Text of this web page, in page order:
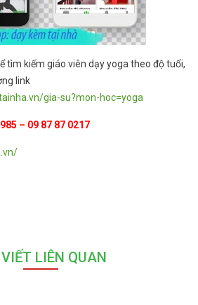
tìm kiếm giáo viên dạy yoga theo độ tuổi,
link
gia-su?mon-hoc=yoga
– 09 87 87 0217
LIÊN QUAN